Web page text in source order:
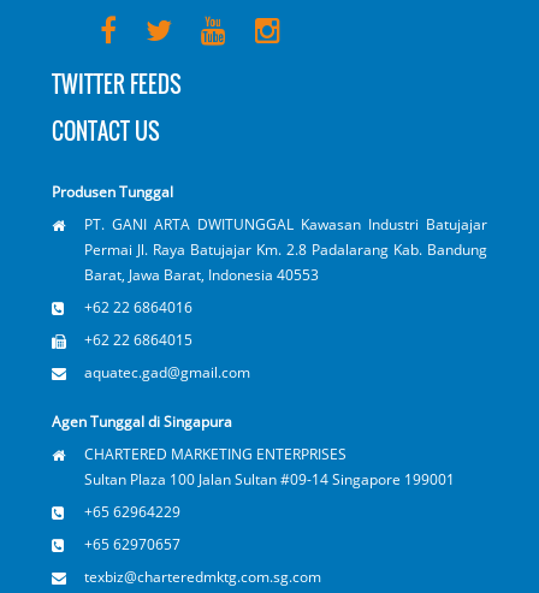
TWITTER FEEDS
CONTACT US
Produsen Tunggal
PT. GANI ARTA DWITUNGGAL Kawasan Industri Batujajar
Permai Jl. Raya Batujajar Km. 2.8 Padalarang Kab. Bandung
Barat, Jawa Barat, Indonesia 40553
+62 22 6864016
+62 22 6864015
aquatec.gad@gmail.com
Agen Tunggal di Singapura
CHARTERED MARKETING ENTERPRISES
Sultan Plaza 100 Jalan Sultan #09-14 Singapore 199001
+65 62964229
+65 62970657
texbiz@charteredmktg.com.sg.com